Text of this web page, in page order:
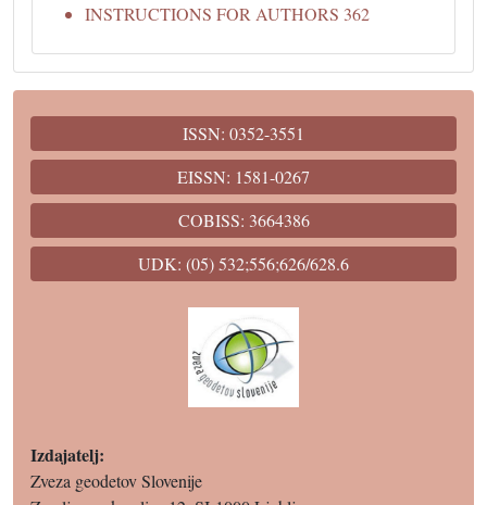
INSTRUCTIONS FOR AUTHORS 362
ISSN: 0352-3551
EISSN: 1581-0267
COBISS: 3664386
UDK: (05) 532;556;626/628.6
Izdajatelj:
Zveza geodetov Slovenije